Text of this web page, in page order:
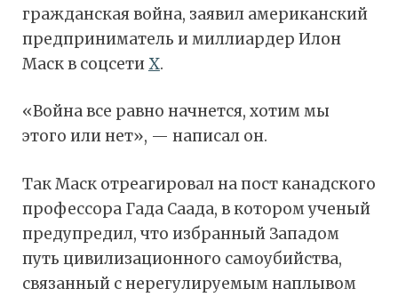
гражданская война, заявил американский
предприниматель и миллиардер Илон
Маск в соцсетиХ.
«Война все равно начнется, хотим мы
этого или нет», — написал он.
Так Маск отреагировал на пост канадского
профессора Гада Саада, в котором ученый
предупредил, что избранный Западом
путь цивилизационного самоубийства,
связанный с нерегулируемым наплывом